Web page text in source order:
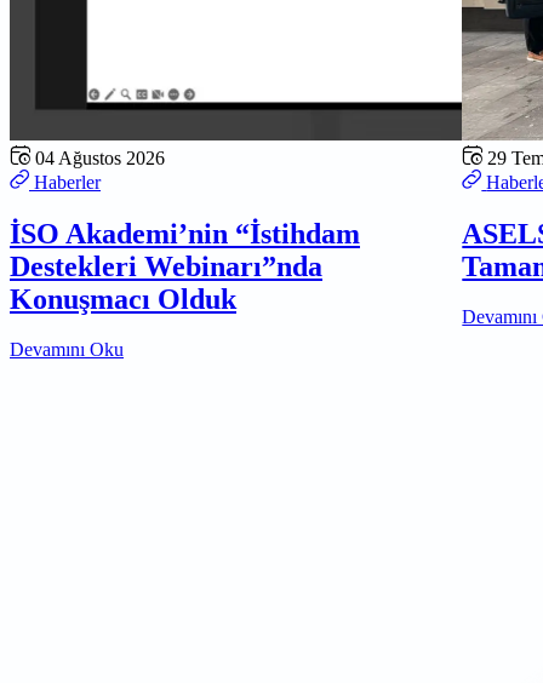
04 Ağustos 2026
Haberler
İSO Akademi’nin “İstihdam
Destekleri Webinarı”nda
Konuşmacı Olduk
Devamını Oku
29